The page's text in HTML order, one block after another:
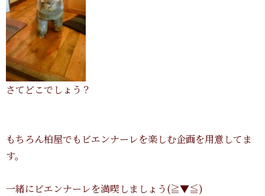
さてどこでしょう？
もちろん柏屋でもビエンナーレを楽しむ企画を用意してま
す。
一緒にビエンナーレを満喫しましょう(≧▼≦)